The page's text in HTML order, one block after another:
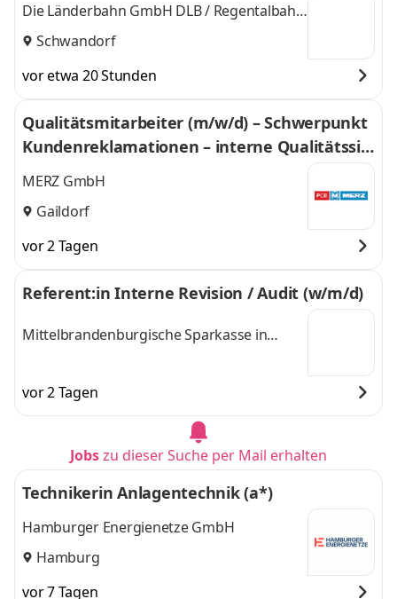
Die Länderbahn GmbH DLB / Regentalbahn
GmbH
Schwandorf
vor etwa 20 Stunden
Qualitätsmitarbeiter (m/w/d) – Schwerpunkt
Kundenreklamationen – interne Qualitätssic
herung
MERZ GmbH
Gaildorf
vor 2 Tagen
Referent:in Interne Revision / Audit (w/m/d)
Mittelbrandenburgische Sparkasse in
vor 2 Tagen
Jobszu dieser Suche per Mail erhalten
Technikerin Anlagentechnik (a*)
Hamburger Energienetze GmbH
Hamburg
vor 7 Tagen